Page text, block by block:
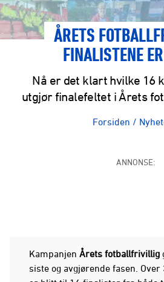
ÅRETS
FINALISTENE
Nå er det klart hvilke 16
utgjør finalefeltet i Årets
Forsiden /
ANNONSE:
Kampanjen Årets fotballfrivillig
siste og avgjørende fasen.